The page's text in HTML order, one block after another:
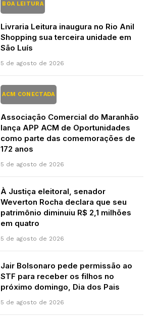
BOA LEITURA
Livraria Leitura inaugura no Rio Anil
Shopping sua terceira unidade em
São Luís
5 de agosto de 2026
ACM CONECTADA
Associação Comercial do Maranhão
lança APP ACM de Oportunidades
como parte das comemorações de
172 anos
5 de agosto de 2026
À Justiça eleitoral, senador
Weverton Rocha declara que seu
patrimônio diminuiu R$ 2,1 milhões
em quatro
5 de agosto de 2026
Jair Bolsonaro pede permissão ao
STF para receber os filhos no
próximo domingo, Dia dos Pais
5 de agosto de 2026